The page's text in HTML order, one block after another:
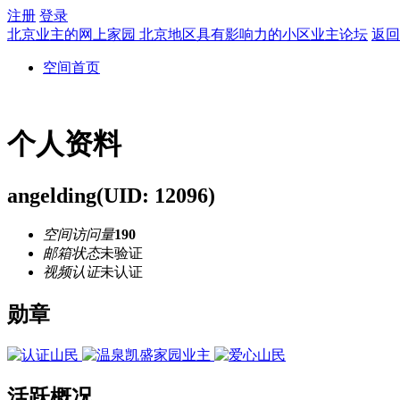
注册 登录
北京业主的网上家园 北京地区具有影响力的小区业主论坛 返
空间首页
个人资料
angelding(UID: 12096)
空间访问量190
邮箱状态未验证
视频认证未认证
勋章